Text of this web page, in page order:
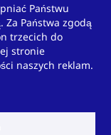
Państwu
Państwa zgodą
trzecich do
stronie
naszych reklam.